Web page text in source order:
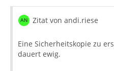
Zitat von andi.riese
Eine Sicherheitskopie zu
dauert ewig.